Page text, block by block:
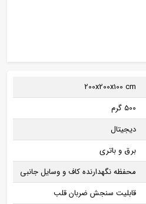
200x200x100 cm
500 گرم
دیجیتال
برق و باتری
محفظه نگهدارنده کاف و وسایل جانبی
قابلیت سنجش ضربان قلب